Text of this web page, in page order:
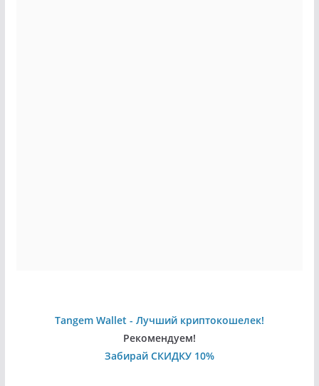
Tangem Wallet - Лучший криптокошелек!
Рекомендуем!
Забирай СКИДКУ 10%